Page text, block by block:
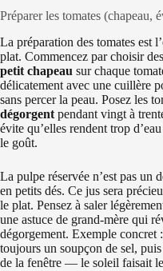
Préparer les tomates (chapeau,
La préparation des tomates est
plat. Commencez par choisir
petit chapeau sur chaque
délicatement avec une cuillère
sans percer la peau. Posez les
dégorgent pendant vingt à
évite qu’elles rendent trop
le goût.
La pulpe réservée n’est pas un
en petits dés. Ce jus sera
le plat. Pensez à saler
une astuce de grand-mère qui
dégorgement. Exemple concret
toujours un soupçon de sel,
de la fenêtre — le soleil faisait